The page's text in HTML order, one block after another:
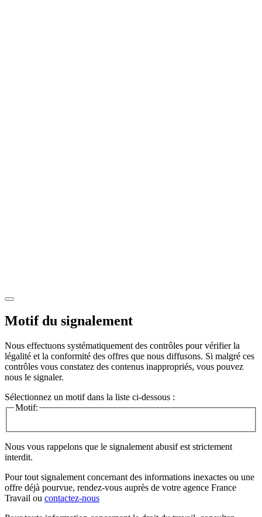
Motif du signalement
Nous effectuons systématiquement des contrôles pour vérifier la
légalité et la conformité des offres que nous diffusons. Si malgré ces
contrôles vous constatez des contenus inappropriés, vous pouvez
nous le signaler.
Sélectionnez un motif dans la liste ci-dessous :
Motif:
Nous vous rappelons que le signalement abusif est strictement
interdit.
Pour tout signalement concernant des informations inexactes ou une
offre déjà pourvue, rendez-vous auprès de votre agence France
Travail ou contactez-nous